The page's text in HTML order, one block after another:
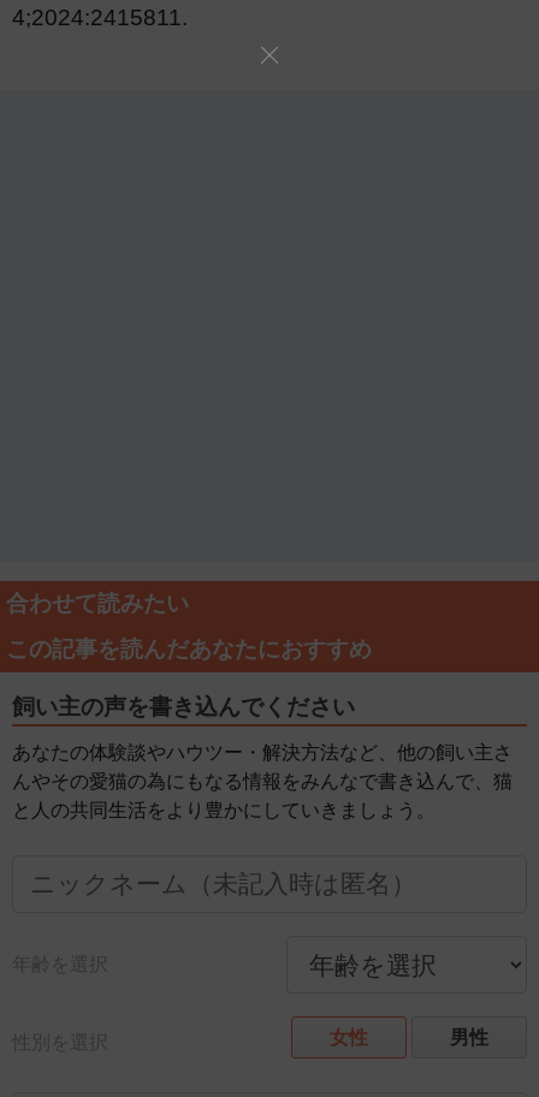
4;2024:2415811.
合わせて読みたい
この記事を読んだあなたにおすすめ
飼い主の声を書き込んでください
あなたの体験談やハウツー・解決方法など、他の飼い主さ
んやその愛猫の為にもなる情報をみんなで書き込んで、猫
と人の共同生活をより豊かにしていきましょう。
年齢を選択
性別を選択 女性 男性